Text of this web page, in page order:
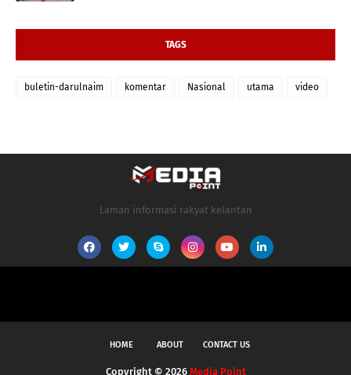
TAGS
buletin-darulnaim komentar Nasional utama video
Laman informasi rakyat kelantan
HOME ABOUT CONTACT US
Copyright © 2026 Media Point